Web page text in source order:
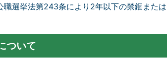
職選挙法第243条により2年以下の禁錮また
ついて